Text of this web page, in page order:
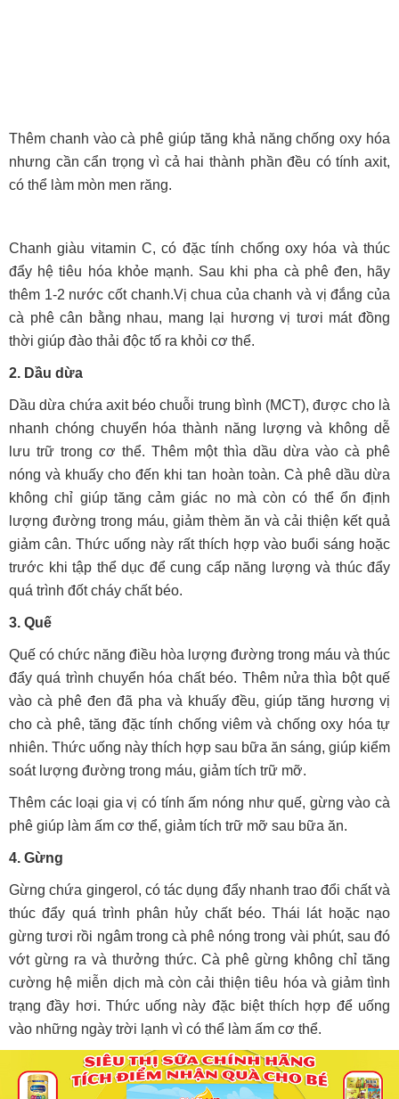
Thêm chanh vào cà phê giúp tăng khả năng chống oxy hóa
nhưng cần cẩn trọng vì cả hai thành phần đều có tính axit,
có thể làm mòn men răng.
Chanh giàu vitamin C, có đặc tính chống oxy hóa và thúc
đẩy hệ tiêu hóa khỏe mạnh. Sau khi pha cà phê đen, hãy
thêm 1-2 nước cốt chanh.Vị chua của chanh và vị đắng của
cà phê cân bằng nhau, mang lại hương vị tươi mát đồng
thời giúp đào thải độc tố ra khỏi cơ thể.
2. Dầu dừa
Dầu dừa chứa axit béo chuỗi trung bình (MCT), được cho là
nhanh chóng chuyển hóa thành năng lượng và không dễ
lưu trữ trong cơ thể. Thêm một thìa dầu dừa vào cà phê
nóng và khuấy cho đến khi tan hoàn toàn. Cà phê dầu dừa
không chỉ giúp tăng cảm giác no mà còn có thể ổn định
lượng đường trong máu, giảm thèm ăn và cải thiện kết quả
giảm cân. Thức uống này rất thích hợp vào buổi sáng hoặc
trước khi tập thể dục để cung cấp năng lượng và thúc đẩy
quá trình đốt cháy chất béo.
3. Quế
Quế có chức năng điều hòa lượng đường trong máu và thúc
đẩy quá trình chuyển hóa chất béo. Thêm nửa thìa bột quế
vào cà phê đen đã pha và khuấy đều, giúp tăng hương vị
cho cà phê, tăng đặc tính chống viêm và chống oxy hóa tự
nhiên. Thức uống này thích hợp sau bữa ăn sáng, giúp kiểm
soát lượng đường trong máu, giảm tích trữ mỡ.
Thêm các loại gia vị có tính ấm nóng như quế, gừng vào cà
phê giúp làm ấm cơ thể, giảm tích trữ mỡ sau bữa ăn.
4. Gừng
Gừng chứa gingerol, có tác dụng đẩy nhanh trao đổi chất và
thúc đẩy quá trình phân hủy chất béo. Thái lát hoặc nạo
gừng tươi rồi ngâm trong cà phê nóng trong vài phút, sau đó
vớt gừng ra và thưởng thức. Cà phê gừng không chỉ tăng
cường hệ miễn dịch mà còn cải thiện tiêu hóa và giảm tình
trạng đầy hơi. Thức uống này đặc biệt thích hợp để uống
vào những ngày trời lạnh vì có thể làm ấm cơ thể.